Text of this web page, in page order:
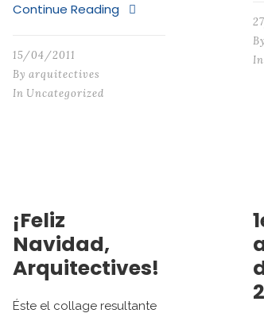
Continue Reading
15/04/2011
By arquitectives
In Uncategorized
By
In
¡Feliz
Navidad,
Arquitectives!
Éste el collage resultante